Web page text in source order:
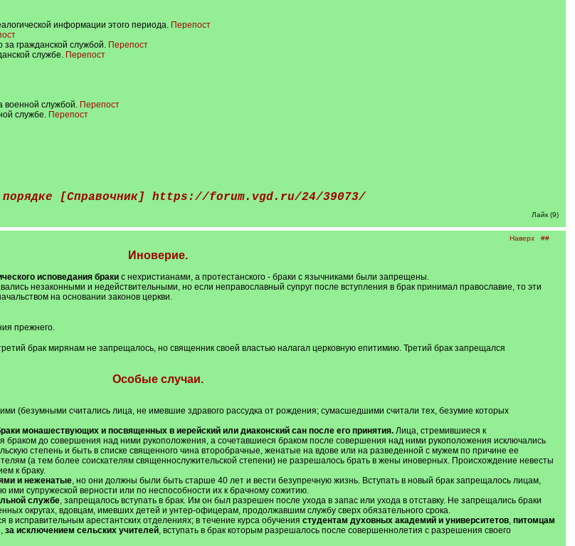
информации этого периода. Перепост
гражданской службой. Перепост
службе. Перепост
военной службой. Перепост
службе. Перепост
[Справочник] https://forum.vgd.ru/24/39073/
Лайк (9)
Наверх ##
Иноверие.
исповедания бракис нехристианами, а протестанского - браки с язычниками были запрещены.
незаконными и недействительными, но если неправославный супруг после вступления в брак принимал православие, то эти
на основании законов церкви.
прежнего.
брак мирянам не запрещалось, но священник своей властью налагал церковную епитимию. Третий брак запрещался
Особые случаи.
(безумными считались лица, не имевшие здравого рассудка от рождения; сумасшедшими считали тех, безумие которых
монашествующих и посвященных в иерейский или диаконский сан после его принятия. Лица, стремившиеся к
браком до совершения над ними рукоположения, а сочетавшиеся браком после совершения над ними рукоположения исключались
степень и быть в списке священного чина второбрачные, женатые на вдове или на разведенной с мужем по причине ее
(а тем более соискателям священнослужительской степени) не разрешалось брать в жены иноверных. Происхождение невесты
к браку.
и неженатые, но они должны были быть старше 40 лет и вести безупречную жизнь. Вступать в новый брак запрещалось лицам,
супружеской верности или по неспособности их к брачному сожитию.
службе, запрещалось вступать в брак. Им он был разрешен после ухода в запас или ухода в отставку. Не запрещались браки
округах, вдовцам, имевших детей и унтер-офицерам, продолжавшим службу сверх обязательного срока.
в исправительным арестантских отделениях; в течение курса обучения студентам духовных академий и университетов, питомцам
за исключением сельских учителей, вступать в брак которым разрешалось после совершеннолетия с разрешения своего